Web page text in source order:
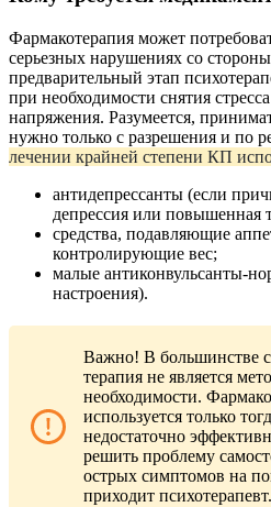
Фармакотерапия может
серьезных нарушениях со
предварительный этап
при необходимости снятия
напряжения. Разумеется,
нужно только с разрешения и по
лечении крайней степени КП
антидепрессанты (если
депрессия или повышенная
средства, подавляющие
контролирующие вес;
малые антиконвульсанты-
настроения).
Важно! В большинстве
терапия не является
необходимости.
используется только
недостаточно
решить проблему
острых симптомов на
приходит психотерапевт.